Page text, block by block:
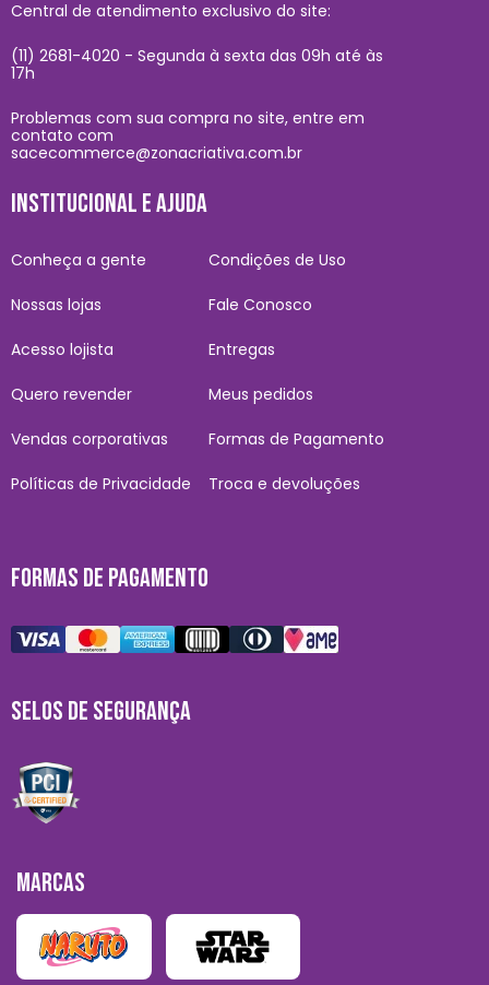
Central de atendimento exclusivo do site:
(11) 2681-4020 - Segunda à sexta das 09h até às
17h
Problemas com sua compra no site, entre em
contato com
sacecommerce@zonacriativa.com.br
INSTITUCIONAL E AJUDA
Conheça a gente
Nossas lojas
Acesso lojista
Quero revender
Vendas corporativas
Políticas de Privacidade
Condições de Uso
Fale Conosco
Entregas
Meus pedidos
Formas de Pagamento
Troca e devoluções
FORMAS DE PAGAMENTO
SELOS DE SEGURANÇA
MARCAS